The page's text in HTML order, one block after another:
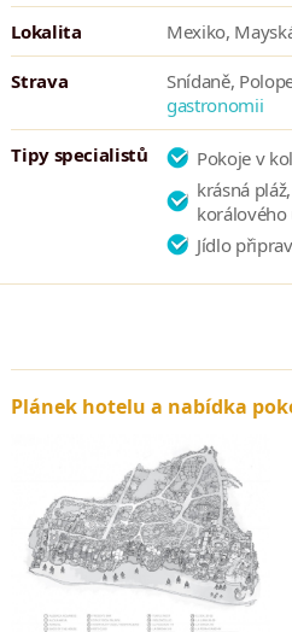
Lokalita Mexiko,
Strava Snídaně,
gastronomii
Tipy specialistů
Pokoje v
krásná
korálového
Jídlo
Plánek hotelu a nabídka